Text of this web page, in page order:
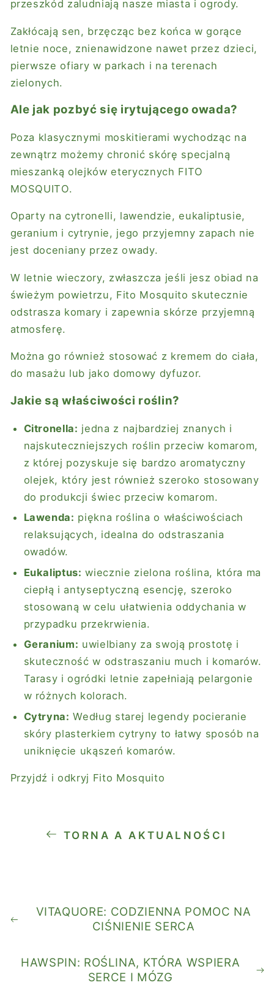
przeszkód zaludniają nasze miasta i ogrody.
Zakłócają sen, brzęcząc bez końca w gorące
letnie noce, znienawidzone nawet przez dzieci,
pierwsze ofiary w parkach i na terenach
zielonych.
Ale jak pozbyć się irytującego owada?
Poza klasycznymi moskitierami wychodząc na
zewnątrz możemy chronić skórę specjalną
mieszankąolejków eterycznych FITO
MOSQUITO.
Oparty na cytronelli, lawendzie, eukaliptusie,
geranium i cytrynie, jego przyjemny zapach nie
jest doceniany przez owady.
W letnie wieczory, zwłaszcza jeśli jesz obiad na
świeżym powietrzu, Fito Mosquito skutecznie
odstrasza komary i zapewnia skórze przyjemną
atmosferę.
Można go również stosować z kremem do ciała,
do masażu lub jako domowy dyfuzor.
Jakie są właściwości roślin?
Citronella: jedna z najbardziej znanych i
najskuteczniejszych roślin przeciw komarom,
z której pozyskuje się bardzo aromatyczny
olejek, który jest również szeroko stosowany
do produkcji świec przeciw komarom.
Lawenda: piękna roślina o właściwościach
relaksujących, idealna do odstraszania
owadów.
Eukaliptus: wiecznie zielona roślina, która ma
ciepłą i antyseptyczną esencję, szeroko
stosowaną w celu ułatwienia oddychania w
przypadku przekrwienia.
Geranium: uwielbiany za swoją prostotę i
skuteczność w odstraszaniu much i komarów.
Tarasy i ogródki letnie zapełniają pelargonie
w różnych kolorach.
Cytryna: Według starej legendy pocieranie
skóry plasterkiem cytryny to łatwy sposób na
uniknięcie ukąszeń komarów.
Przyjdź i odkryj Fito Mosquito
TORNA A AKTUALNOŚCI
VITAQUORE: CODZIENNA POMOC NA
CIŚNIENIE SERCA
HAWSPIN: ROŚLINA, KTÓRA WSPIERA
SERCE I MÓZG